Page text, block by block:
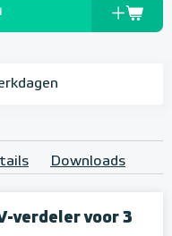
Downloads
verdeler voor 3